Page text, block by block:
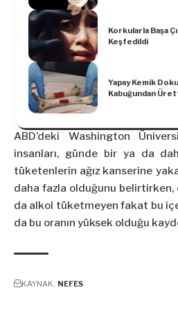
Korkularla Başa
Keşfedildi
Yapay Kemik
Kabuğundan
ABD’deki Washington
insanları, günde bir ya da
tüketenlerin ağız kanserine
daha fazla olduğunu belirtirken,
da alkol tüketmeyen fakat bu
da bu oranın yüksek olduğu
KAYNAK: NEFES